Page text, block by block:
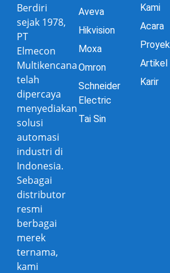
Berdiri
sejak 1978,
PT
Elmecon
Multikencana
telah
dipercaya
menyediakan
solusi
automasi
industri di
Indonesia.
Sebagai
distributor
resmi
berbagai
merek
ternama,
kami
Aveva
Hikvision
Moxa
Omron
Schneider
Electric
Tai Sin
Kami
Acara
Proyek
Artikel
Karir